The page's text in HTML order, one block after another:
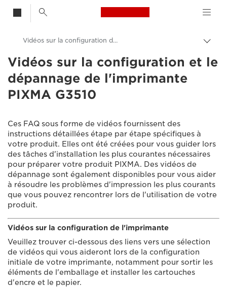
Canon Logo, back
entre
les
Canon
Assistance produits clients
Vidéos sur la configuration de l'imprimante PIXMA G3510
Vidéos sur la configuration et le
dépannage de l'imprimante
PIXMA G3510
Ces FAQ sous forme de vidéos fournissent des
instructions détaillées étape par étape spécifiques à
votre produit. Elles ont été créées pour vous guider lors
des tâches d'installation les plus courantes nécessaires
pour préparer votre produit PIXMA. Des vidéos de
dépannage sont également disponibles pour vous aider
à résoudre les problèmes d'impression les plus courants
que vous pouvez rencontrer lors de l'utilisation de votre
produit.
Vidéos sur la configuration de l'imprimante
Veuillez trouver ci-dessous des liens vers une sélection
de vidéos qui vous aideront lors de la configuration
initiale de votre imprimante, notamment pour sortir les
éléments de l'emballage et installer les cartouches
d'encre et le papier.